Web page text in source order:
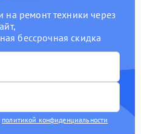
ремонт техники через
бессрочная скидка
политикой конфиденциальности